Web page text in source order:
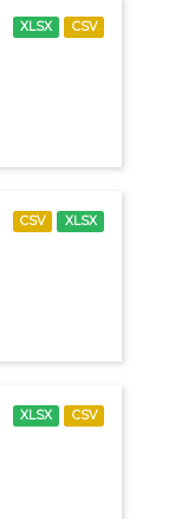
XLSX CSV
CSV XLSX
XLSX CSV